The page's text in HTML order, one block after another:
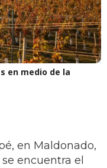
en medio de la
en Maldonado,
encuentra el